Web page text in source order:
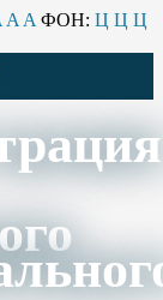
A A ФОН: Ц Ц Ц